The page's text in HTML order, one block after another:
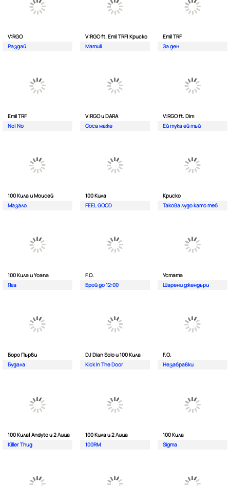
V:RGO
Раздай
V:RGO ft. Emil TRF| Криско
Mamuli
Emil TRF
За ден
Emil TRF
No| No
V:RGO и DARA
Соса маже
V:RGO ft. Dim
Ей тука ей тъй
100 Кила и Моисей
Мазало
100 Кила
FEEL GOOD
Криско
Такова лудо като теб
100 Кила и Yoana
Яга
F.O.
Брой до 12:00
Устата
Шарени джендъри
Боро Първи
Будала
DJ Dian Solo и 100 Кила
Kick In The Door
F.O.
Незабравки
100 Кила| Andyto и 2 Лица
Killer Thug
100 Кила и 2 Лица
100RM
100 Кила
Sigma